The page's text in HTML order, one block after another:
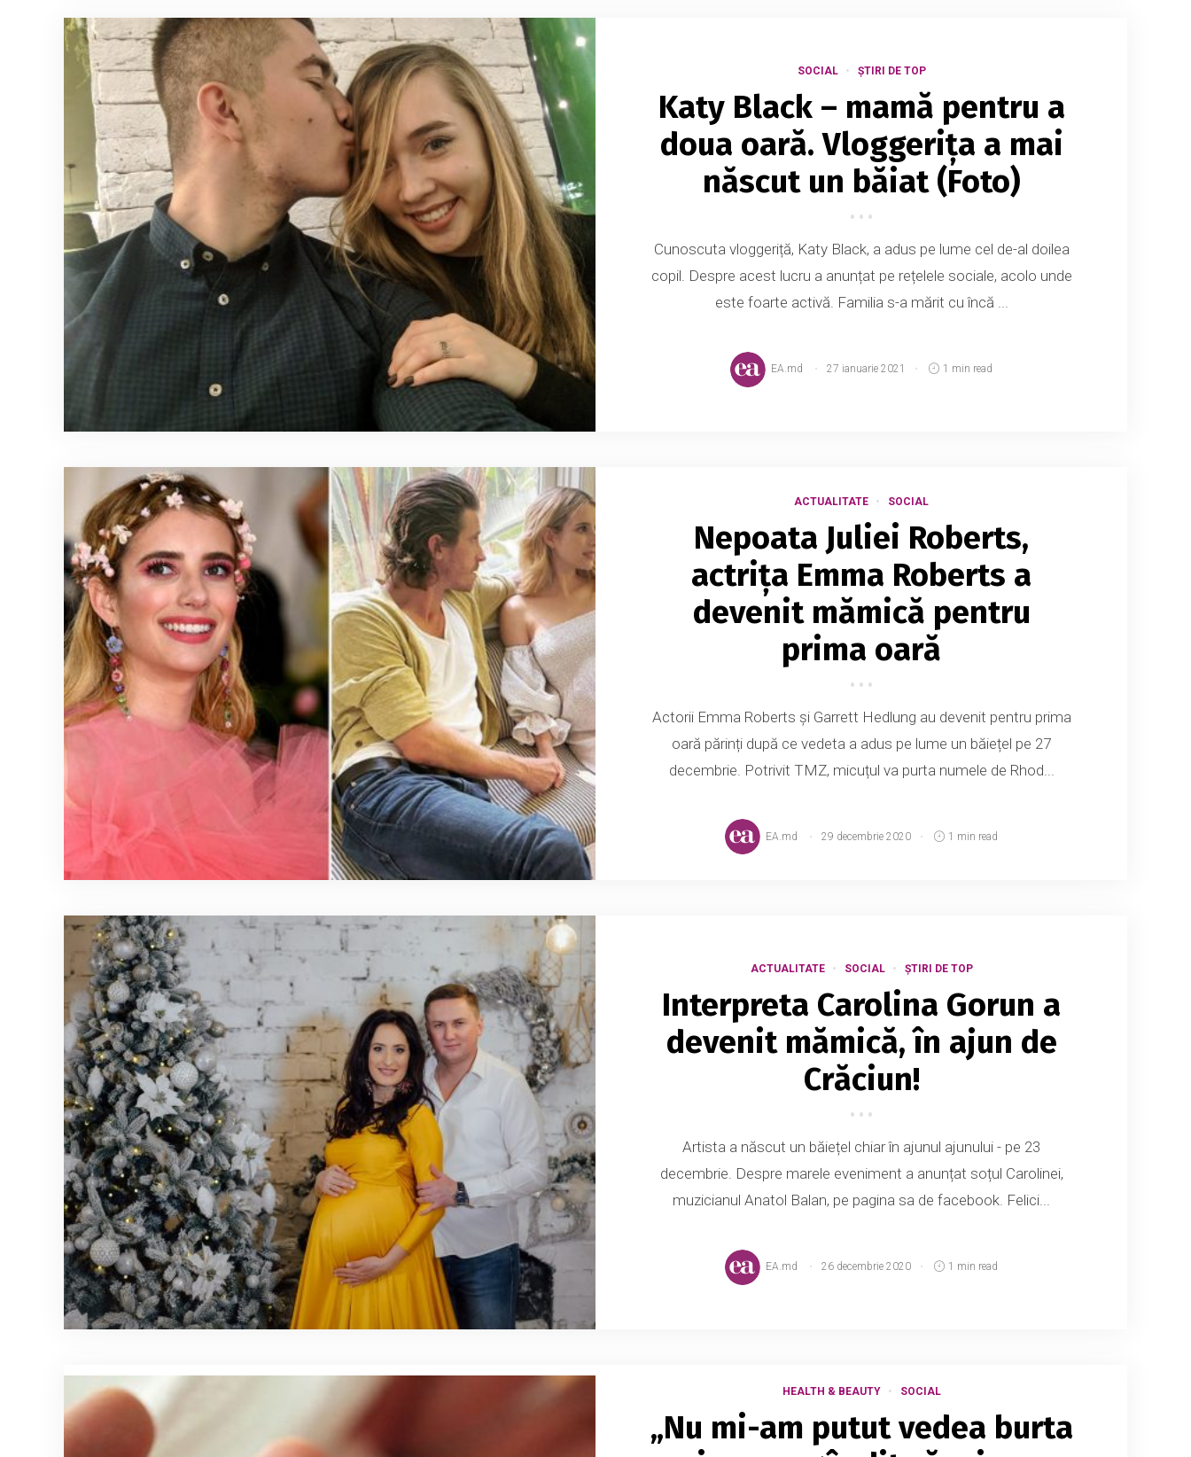
SOCIAL ȘTIRI DE TOP
Katy Black – mamă pentru a
doua oară. Vloggerița a mai
născut un băiat (Foto)
Cunoscuta vloggeriță, Katy Black, a adus pe lume cel de-al doilea
copil. Despre acest lucru a anunțat pe rețelele sociale, acolo unde
este foarte activă. Familia s-a mărit cu încă ...
EA.md 27 ianuarie 2021 1 min read
ACTUALITATE SOCIAL
Nepoata Juliei Roberts,
actrița Emma Roberts a
devenit mămică pentru
prima oară
Actorii Emma Roberts și Garrett Hedlung au devenit pentru prima
oară părinți după ce vedeta a adus pe lume un băiețel pe 27
decembrie. Potrivit TMZ, micuțul va purta numele de Rhod...
EA.md 29 decembrie 2020 1 min read
ACTUALITATE SOCIAL ȘTIRI DE TOP
Interpreta Carolina Gorun a
devenit mămică, în ajun de
Crăciun!
Artista a născut un băiețel chiar în ajunul ajunului - pe 23
decembrie. Despre marele eveniment a anunțat soțul Carolinei,
muzicianul Anatol Balan, pe pagina sa de facebook. Felici...
EA.md 26 decembrie 2020 1 min read
HEALTH & BEAUTY SOCIAL
„Nu mi-am putut vedea burta